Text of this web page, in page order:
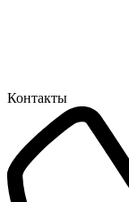
Контакты